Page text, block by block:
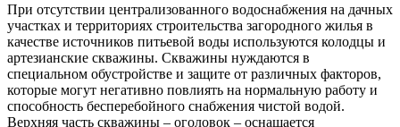
При отсутствии централизованного водоснабжения на дачных
участках и территориях строительства загородного жилья в
качестве источников питьевой воды используются колодцы и
артезианские скважины. Скважины нуждаются в
специальном обустройстве и защите от различных факторов,
которые могут негативно повлиять на нормальную работу и
способность бесперебойного снабжения чистой водой.
Верхняя часть скважины – оголовок – оснащается